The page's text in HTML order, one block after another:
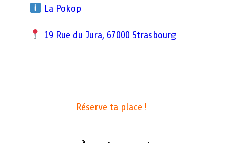
La Pokop
19 Rue du Jura, 67000 Strasbourg
Réserve ta place !